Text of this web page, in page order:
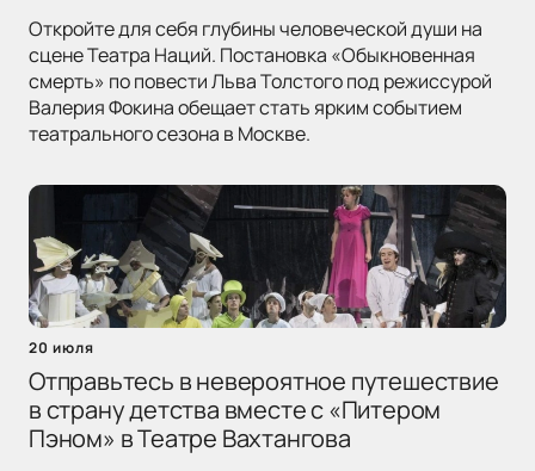
Откройте для себя глубины человеческой души на
сцене Театра Наций. Постановка «Обыкновенная
смерть» по повести Льва Толстого под режиссурой
Валерия Фокина обещает стать ярким событием
театрального сезона в Москве.
20 июля
Отправьтесь в невероятное путешествие
в страну детства вместе с «Питером
Пэном» в Театре Вахтангова